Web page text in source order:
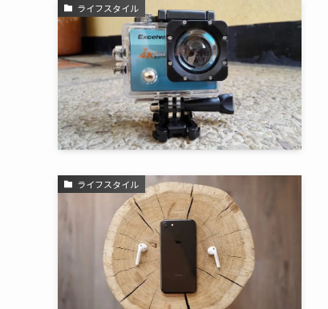
ライフスタイル
ライフスタイル